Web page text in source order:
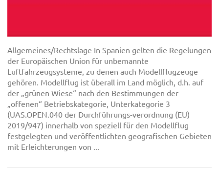
Allgemeines/Rechtslage In Spanien gelten die Regelungen
der Europäischen Union für unbemannte
Luftfahrzeugsysteme, zu denen auch Modellflugzeuge
gehören. Modellflug ist überall im Land möglich, d.h. auf
der „grünen Wiese“ nach den Bestimmungen der
„offenen“ Betriebskategorie, Unterkategorie 3
(UAS.OPEN.040 der Durchführungs-verordnung (EU)
2019/947) innerhalb von speziell für den Modellflug
festgelegten und veröffentlichten geografischen Gebieten
mit Erleichterungen von ...